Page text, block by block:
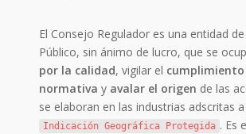
El Consejo Regulador es una entidad
Público, sin ánimo de lucro, que se
por la calidad, vigilar el cumplimiento
normativa y avalar el origen de las
se elaboran en las industrias adscritas
Indicación Geográfica Protegida . Es